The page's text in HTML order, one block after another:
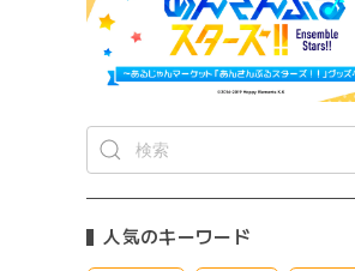
人気のキーワード